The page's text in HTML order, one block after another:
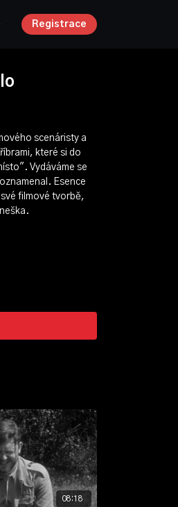
Registrace
scenáristy a
které si do
Vydáváme se
Esence
filmové tvorbě,
08:18